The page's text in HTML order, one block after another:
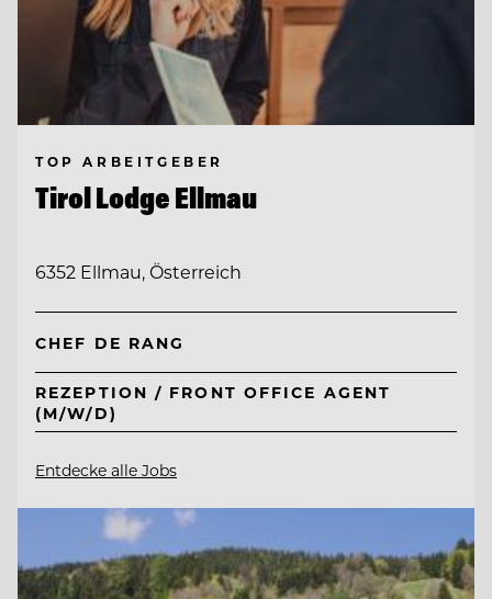
TOP ARBEITGEBER
Tirol Lodge Ellmau
6352 Ellmau, Österreich
CHEF DE RANG
REZEPTION / FRONT OFFICE AGENT
(M/W/D)
Entdecke alle Jobs